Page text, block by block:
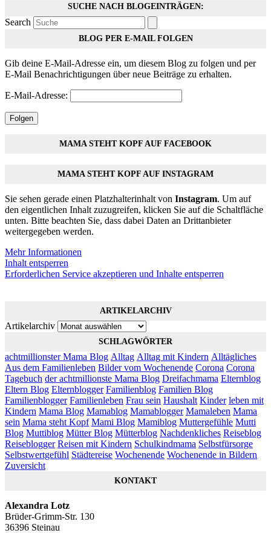
SUCHE NACH BLOGEINTRÄGEN:
Search
BLOG PER E-MAIL FOLGEN
Gib deine E-Mail-Adresse ein, um diesem Blog zu folgen und per
E-Mail Benachrichtigungen über neue Beiträge zu erhalten.
E-Mail-Adresse:
Folgen
MAMA STEHT KOPF AUF FACEBOOK
MAMA STEHT KOPF AUF INSTAGRAM
Sie sehen gerade einen Platzhalterinhalt von Instagram. Um auf
den eigentlichen Inhalt zuzugreifen, klicken Sie auf die Schaltfläche
unten. Bitte beachten Sie, dass dabei Daten an Drittanbieter
weitergegeben werden.
Mehr Informationen
Inhalt entsperren
Erforderlichen Service akzeptieren und Inhalte entsperren
ARTIKELARCHIV
Artikelarchiv
SCHLAGWÖRTER
achtmillionster Mama Blog Alltag Alltag mit Kindern Alltägliches
Aus dem Familienleben Bilder vom Wochenende Corona Corona
Tagebuch der achtmillionste Mama Blog Dreifachmama Elternblog
Eltern Blog Elternblogger Familienblog Familien Blog
Familienblogger Familienleben Frau sein Haushalt Kinder leben mit
Kindern Mama Blog Mamablog Mamablogger Mamaleben Mama
sein Mama steht Kopf Mami Blog Mamiblog Muttergefühle Mutti
Blog Muttiblog Mütter Blog Mütterblog Nachdenkliches Reiseblog
Reiseblogger Reisen mit Kindern Schulkindmama Selbstfürsorge
Selbstwertgefühl Städtereise Wochenende Wochenende in Bildern
Zuversicht
KONTAKT
Alexandra Lotz
Brüder-Grimm-Str. 130
36396 Steinau